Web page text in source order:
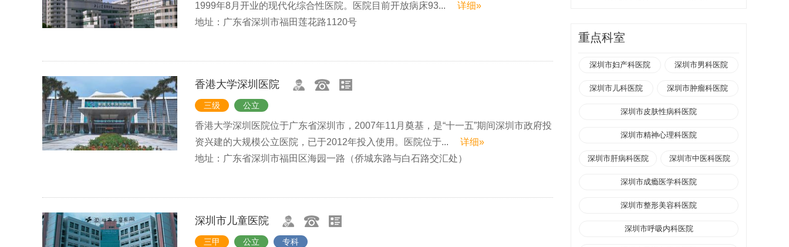
1999年8月开业的现代化综合性医院。医院目前开放病床93... 详细»
地址：广东省深圳市福田莲花路1120号
香港大学深圳医院
三级 公立
香港大学深圳医院位于广东省深圳市，2007年11月奠基，是“十一五”期间深圳市政府投
资兴建的大规模公立医院，已于2012年投入使用。医院位于... 详细»
地址：广东省深圳市福田区海园一路（侨城东路与白石路交汇处）
深圳市儿童医院
三甲 公立 专科
重点科室
深圳市妇产科医院 深圳市男科医院
深圳市儿科医院 深圳市肿瘤科医院
深圳市皮肤性病科医院
深圳市精神心理科医院
深圳市肝病科医院 深圳市中医科医院
深圳市成瘾医学科医院
深圳市整形美容科医院
深圳市呼吸内科医院